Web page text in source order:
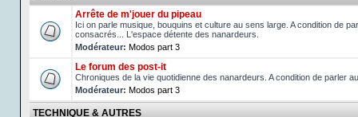
Arrête de m'jouer du pipeau
Ici on parle musique, bouquins et culture au sens large. A condition de
consacrés... L'espace détente des nanardeurs.
Modérateur: Modos part 3
Le forum des post-it
Chroniques de la vie quotidienne des nanardeurs. A condition de parler
Modérateur: Modos part 3
TECHNIQUE & AUTRES